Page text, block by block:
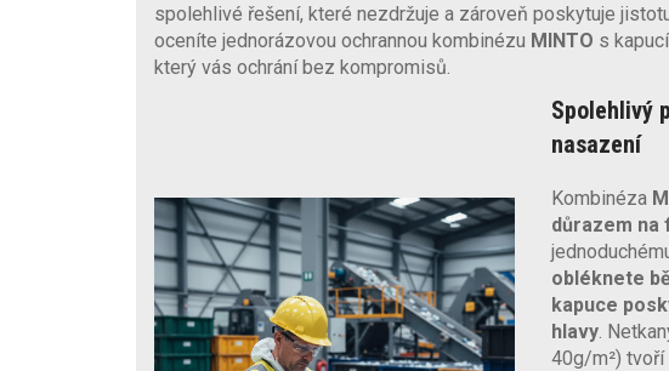
spolehlivé řešení, které nezdržuje a zároveň poskytuje
oceníte jednorázovou ochrannou kombinézu MINTO s
který vás ochrání bez kompromisů.
Spolehlivý
nasazení
Kombinéza
důrazem na
obléknete
kapuce
hlavy.
40g/m²) tvoří